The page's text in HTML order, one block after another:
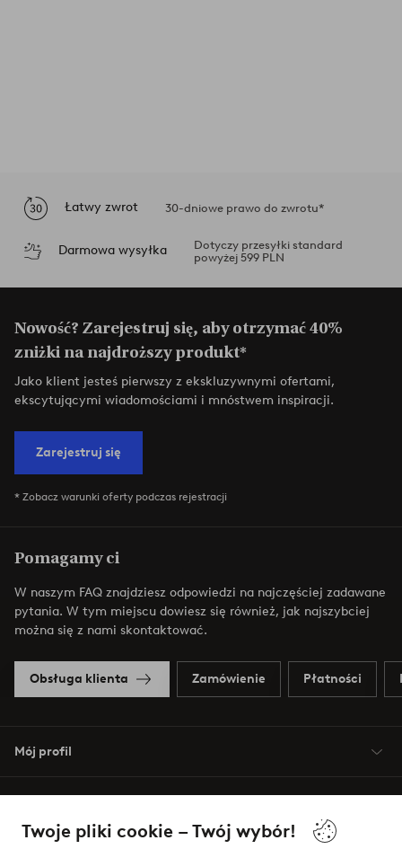
Twoje pliki cookie – Twój wybór!
Łatwy zwrot 30-dniowe prawo do zwrotu*
Darmowa wysyłka
Dotyczy przesyłki standard
powyżej 599 PLN
Nowość? Zarejestruj się, aby otrzymać 40%
zniżki na najdroższy produkt*
Jako klient jesteś pierwszy z ekskluzywnymi ofertami,
ekscytującymi wiadomościami i mnóstwem inspiracji.
Zarejestruj się
* Zobacz warunki oferty podczas rejestracji
Pomagamy ci
W naszym FAQ znajdziesz odpowiedzi na najczęściej zadawane
pytania. W tym miejscu dowiesz się również, jak najszybciej
można się z nami skontaktować.
Obsługa klienta Zamówienie Płatności
Mój profil